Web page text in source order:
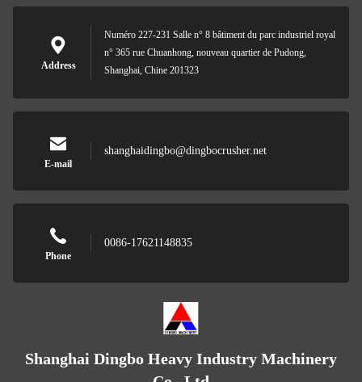
Address
Numéro 227-231 Salle n° 8 bâtiment du parc industriel royal
n° 365 rue Chuanhong, nouveau quartier de Pudong,
Shanghai, Chine 201323
E-mail
shanghaidingbo@dingbocrusher.net
Phone
0086-17621148835
Shanghai Dingbo Heavy Industry Machinery